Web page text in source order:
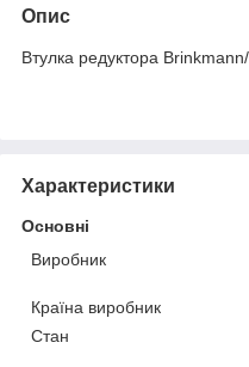
Опис
Втулка редуктора
Характеристики
Основні
Виробник
Країна виробник
Стан